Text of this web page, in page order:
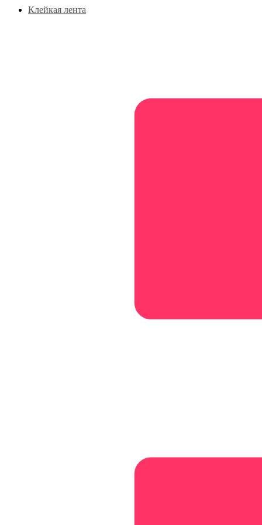
Клейкая лента